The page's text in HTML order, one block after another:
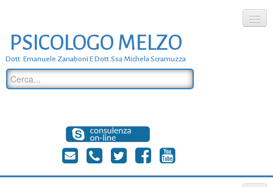
chi siamo
dove siamo
dott. Emanuele Zanaboni
dott.ssa michela scramuzza
PSICOLOGO MELZO
Dott. Emanuele Zanaboni E Dott.ssa Michela Scramuzza